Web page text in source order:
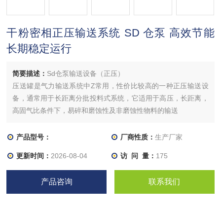
干粉密相正压输送系统 SD 仓泵 高效节能
长期稳定运行
简要描述： Sd仓泵输送设备（正压）
压送罐是气力输送系统中Z常用，性价比较高的一种正压输送设
备，通常用于长距离分批投料式系统，它适用于高压，长距离，
高固气比条件下，易碎和磨蚀性及非磨蚀性物料的输送
产品型号： 厂商性质： 生产厂家
更新时间： 2026-08-04 访 问 量： 175
产品咨询 联系我们